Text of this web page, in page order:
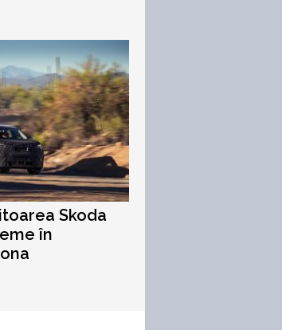
Skoda
în